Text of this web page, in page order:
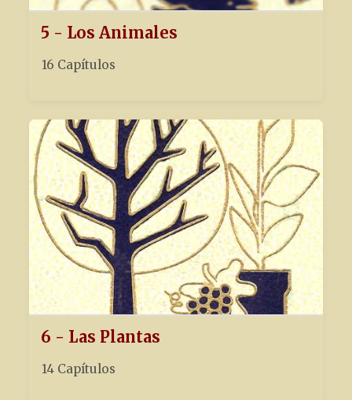
5 - Los Animales
16 Capítulos
6 - Las Plantas
14 Capítulos